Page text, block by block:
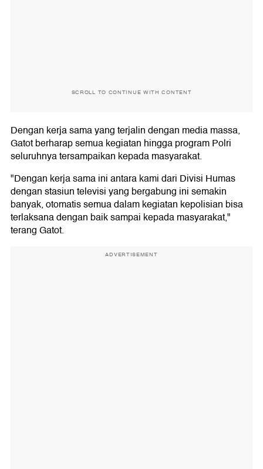
SCROLL TO CONTINUE WITH CONTENT
Dengan kerja sama yang terjalin dengan media massa,
Gatot berharap semua kegiatan hingga program Polri
seluruhnya tersampaikan kepada masyarakat.
"Dengan kerja sama ini antara kami dari Divisi Humas
dengan stasiun televisi yang bergabung ini semakin
banyak, otomatis semua dalam kegiatan kepolisian bisa
terlaksana dengan baik sampai kepada masyarakat,"
terang Gatot.
ADVERTISEMENT